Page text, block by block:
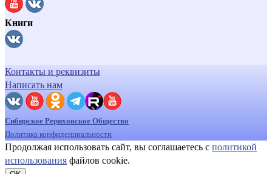
Книги
Контакты и реквизиты
Написать нам
Сибирское Рериховское Общество
Политика конфиденциальности
Продолжая использовать сайт, вы соглашаетесь с политикой
использования файлов cookie.